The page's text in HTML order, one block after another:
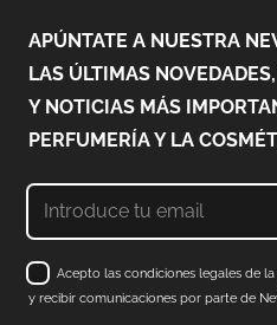
APÚNTATE A NUESTRA
LAS ÚLTIMAS
Y NOTICIAS MÁS
PERFUMERÍA Y LA
Acepto las condiciones legales de
y recibir comunicaciones por parte de